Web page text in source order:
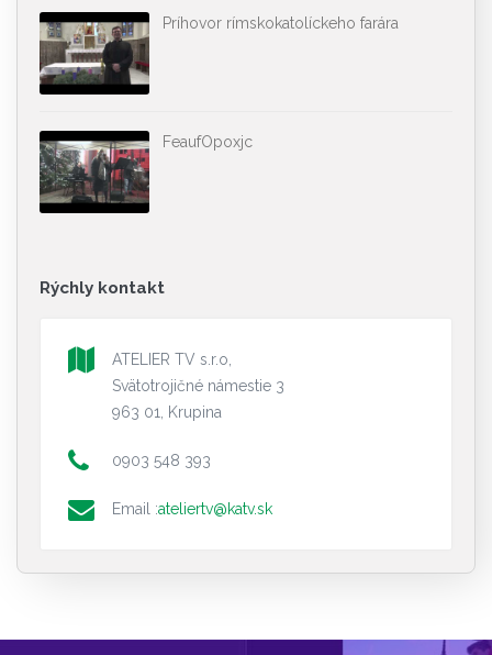
Príhovor rímskokatolíckeho farára
FeaufOpoxjc
Rýchly kontakt
ATELIER TV s.r.o,
Svätotrojičné námestie 3
963 01, Krupina
0903 548 393
Email :ateliertv@katv.sk